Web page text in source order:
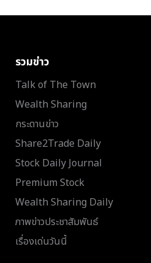
รวมข่าว
Talk of The Town
Wealth Sharing
กระดานข่าว
Share2Trade Daily
Stock Daily Journal
Premium Stock
Wealth Sharing Daily
ภาพข่าวประชาสัมพันธ์
เรื่องเด่นวันนี้